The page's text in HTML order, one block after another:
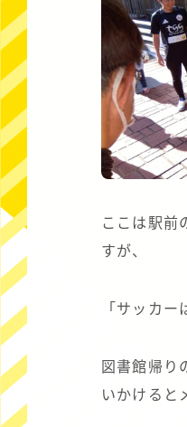
ここは駅前
すが、
「サッカ
図書館帰り
いかけると